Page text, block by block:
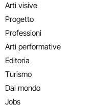
Arti visive
Progetto
Professioni
Arti performative
Editoria
Turismo
Dal mondo
Jobs